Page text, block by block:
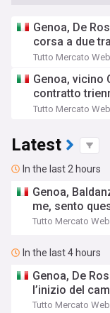
Genoa, De
corsa a due
Tutto Mercato Web
Genoa, vicino
contratto
Tutto Mercato Web
Latest
In the last 2 hours
Genoa,
me, sento
Tutto Mercato Web
In the last 4 hours
Genoa, De
l’inizio del
Tutto Mercato Web